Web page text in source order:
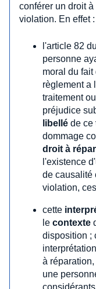
conférer un droit
violation. En effet :
l'article 82
personne
moral du
règlement a
traitement
préjudice
libellé de ce
dommage
droit à
l'existence
de causalité
violation,
cette
le contexte
disposition ;
à
une